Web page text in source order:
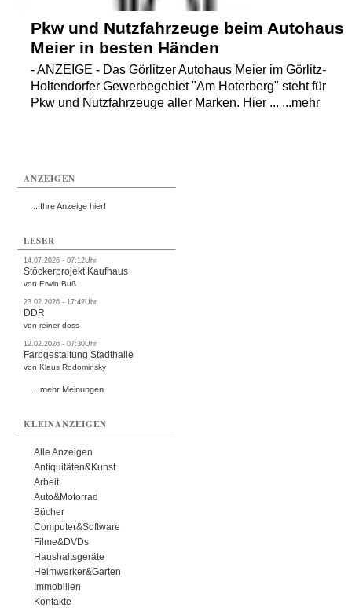
Pkw und Nutzfahrzeuge beim Autohaus
Meier in besten Händen
- ANZEIGE - Das Görlitzer Autohaus Meier im Görlitz-
Holtendorfer Gewerbegebiet "Am Hoterberg" steht für
Pkw und Nutzfahrzeuge aller Marken. Hier ... ...mehr
ANZEIGEN
...Ihre Anzeige hier!
LESER
14.07.2026 - 07:12Uhr
Stöckerprojekt Kaufhaus
von Erwin Buß
23.02.2026 - 17:42Uhr
DDR
von reiner doss
12.02.2026 - 07:30Uhr
Farbgestaltung Stadthalle
von Klaus Rodominsky
...mehr Meinungen
KLEINANZEIGEN
Alle Anzeigen
Antiquitäten&Kunst
Arbeit
Auto&Motorrad
Bücher
Computer&Software
Filme&DVDs
Haushaltsgeräte
Heimwerker&Garten
Immobilien
Kontakte